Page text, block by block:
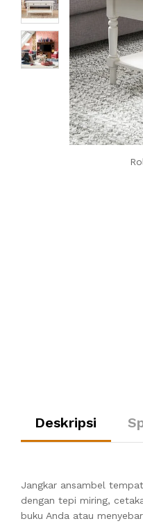
Deskripsi
Jangkar ansambel
dengan tepi miring,
buku Anda atau